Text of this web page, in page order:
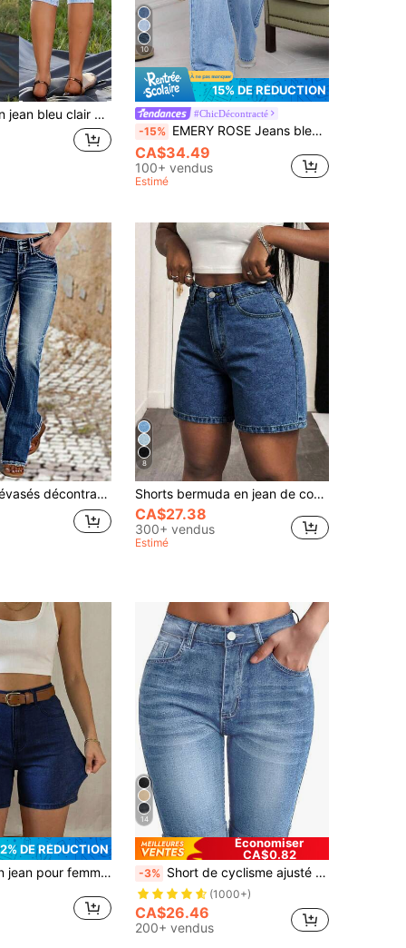
slim extensible pour femmes, style décontracté
10
15% DE RÉDUCTION
#ChicDécontracté
-15% EMERY ROSE Jeans bleu délavé à taille haute déchirés avec jambe large
CA$34.49
100+ vendus
Estimé
Jeans skinny évasés décontractés pour femmes avec boutons et poches à l'avant, printemps automne
8
Shorts bermuda en jean de couleur unie pour femmes, décontractés, pour l'été, à porter au quotidien
CA$27.38
300+ vendus
Estimé
DE RÉDUCTION
chaud, poches avant et arrière élastiques lavées, style de rue polyvalent, pantalon de plage décontracté
14
Économiser
CA$0.82
-3% Short de cyclisme ajusté et extensible lavé, décontracté pour l'été, taille haute
(1000+)
CA$26.46
200+ vendus